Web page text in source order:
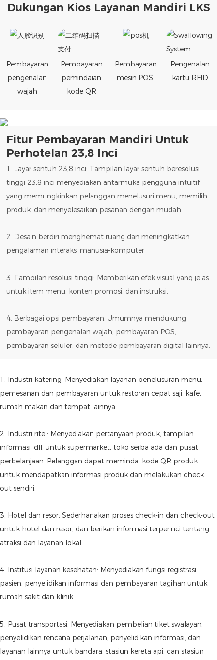
Dukungan Kios Layanan Mandiri LKS
Pembayaran
pengenalan
wajah
Pembayaran
pemindaian
kode QR
Pembayaran
mesin POS.
Pengenalan
kartu RFID
Fitur Pembayaran Mandiri Untuk
Perhotelan 23,8 Inci
1. Layar sentuh 23,8 inci: Tampilan layar sentuh beresolusi
tinggi 23,8 inci menyediakan antarmuka pengguna intuitif
yang memungkinkan pelanggan menelusuri menu, memilih
produk, dan menyelesaikan pesanan dengan mudah.
2. Desain berdiri menghemat ruang dan meningkatkan
pengalaman interaksi manusia-komputer
3. Tampilan resolusi tinggi: Memberikan efek visual yang jelas
untuk item menu, konten promosi, dan instruksi.
4. Berbagai opsi pembayaran: Umumnya mendukung
pembayaran pengenalan wajah, pembayaran POS,
pembayaran seluler, dan metode pembayaran digital lainnya.
1. Industri katering: Menyediakan layanan penelusuran menu,
pemesanan dan pembayaran untuk restoran cepat saji, kafe,
rumah makan dan tempat lainnya.
2. Industri ritel: Menyediakan pertanyaan produk, tampilan
informasi, dll. untuk supermarket, toko serba ada dan pusat
perbelanjaan. Pelanggan dapat memindai kode QR produk
untuk mendapatkan informasi produk dan melakukan check
out sendiri.
3. Hotel dan resor: Sederhanakan proses check-in dan check-out
untuk hotel dan resor, dan berikan informasi terperinci tentang
atraksi dan layanan lokal.
4. Institusi layanan kesehatan: Menyediakan fungsi registrasi
pasien, penyelidikan informasi dan pembayaran tagihan untuk
rumah sakit dan klinik.
5. Pusat transportasi: Menyediakan pembelian tiket swalayan,
penyelidikan rencana perjalanan, penyelidikan informasi, dan
layanan lainnya untuk bandara, stasiun kereta api, dan stasiun